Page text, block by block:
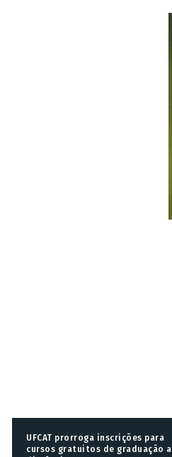
UFCAT prorroga inscrições para
cursos gratuitos de graduação a